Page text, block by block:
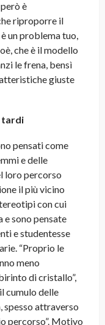
è
riproporre il
un problema tuo,
che è il modello
le frena, bensì
giuste
tardi
pensati come
e delle
loro percorso
il più vicino
con cui
e sono pensate
e studentesse
“Proprio le
meno
di cristallo”,
cumulo delle
spesso attraverso
percorso”. Motivo